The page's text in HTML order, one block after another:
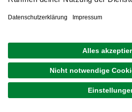
Coupons und Kartenvorteile
Mein Einverständnis kann ich
ich einen10 €
Bitte beachte auch unsere
JETZT